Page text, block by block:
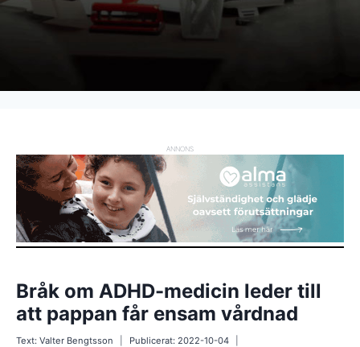
ANNONS
Bråk om ADHD-medicin leder till
att pappan får ensam vårdnad
Text: Valter Bengtsson Publicerat: 2022-10-04